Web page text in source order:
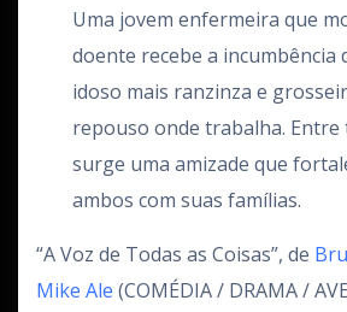
Uma jovem enfermeira que
doente recebe a incumbência
idoso mais ranzinza e
repouso onde trabalha. Entre
surge uma amizade que
ambos com suas famílias.
“A Voz de Todas as Coisas”, de
Mike Ale (COMÉDIA / DRAMA /